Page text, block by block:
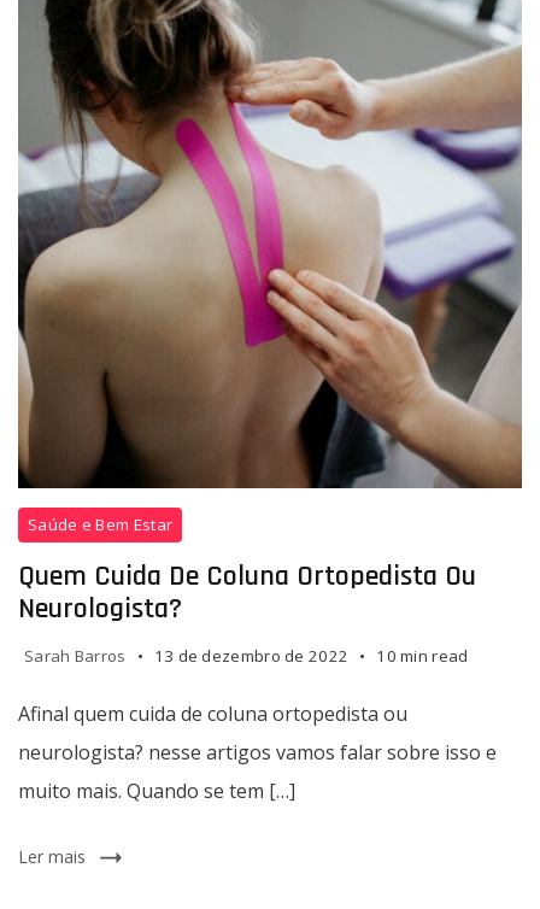
Quem
cuida
de
coluna
ortopedista
ou
Saúde e Bem Estar
Quem Cuida De Coluna Ortopedista Ou
Neurologista?
Sarah Barros 13 de dezembro de 2022 10 min read
Afinal quem cuida de coluna ortopedista ou
neurologista? nesse artigos vamos falar sobre isso e
muito mais. Quando se tem […]
Ler mais